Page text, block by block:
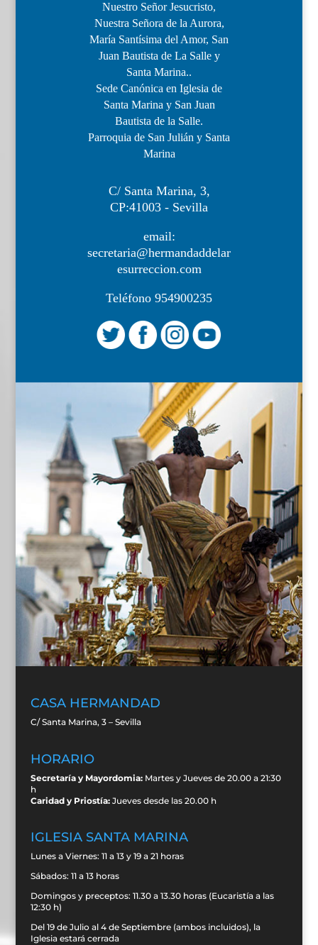
Nuestro Señor Jesucristo,
Nuestra Señora de la Aurora,
María Santísima del Amor, San
Juan Bautista de La Salle y
Santa Marina..
Sede Canónica en Iglesia de
Santa Marina y San Juan
Bautista de la Salle.
Parroquia de San Julián y Santa
Marina
C/ Santa Marina, 3,
CP:41003 - Sevilla
email:
secretaria@hermandaddelar
esurreccion.com
Teléfono 954900235
CASA HERMANDAD
C/ Santa Marina, 3 – Sevilla
HORARIO
Secretaría y Mayordomia:Martes y Jueves de 20.00 a 21:30
h
Caridad y Priostía:Jueves desde las 20.00 h
IGLESIA SANTA MARINA
Lunes a Viernes: 11 a 13 y 19 a 21 horas
Sábados: 11 a 13 horas
Domingos y preceptos: 11.30 a 13.30 horas (Eucaristía a las
12:30 h)
Del 19 de Julio al 4 de Septiembre (ambos incluidos), la
Iglesia estará cerrada